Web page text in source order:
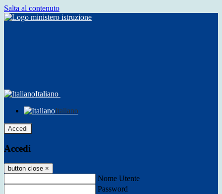
Salta al contenuto
Italiano
Italiano
Accedi
Accedi
button close ×
Nome Utente
Password